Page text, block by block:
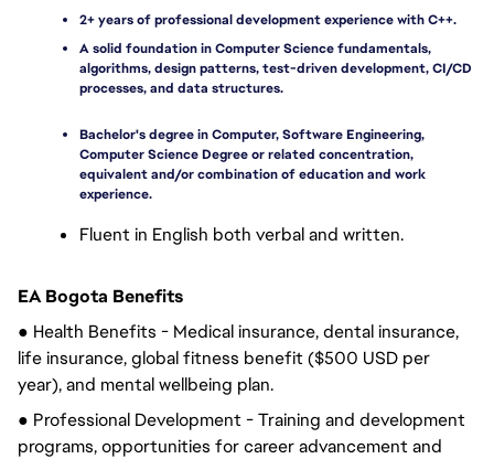
2+ years of professional development experience with C++.
A solid foundation in Computer Science fundamentals,
algorithms, design patterns, test-driven development, CI/CD
processes, and data structures.
Bachelor's degree in Computer, Software Engineering,
Computer Science Degree or related concentration,
equivalent and/or combination of education and work
experience.
Fluent in English both verbal and written.
EA Bogota Benefits
● Health Benefits - Medical insurance, dental insurance,
life insurance, global fitness benefit ($500 USD per
year), and mental wellbeing plan.
● Professional Development -Training and development
programs, opportunities for career advancement and